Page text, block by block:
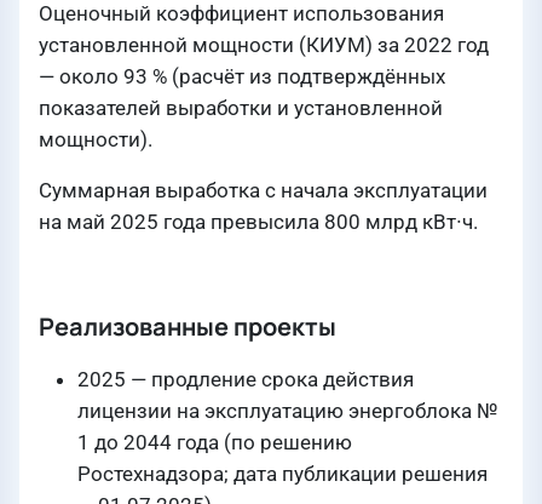
Оценочный коэффициент использования
установленной мощности (КИУМ) за 2022 год
— около 93 % (расчёт из подтверждённых
показателей выработки и установленной
мощности).
Суммарная выработка с начала эксплуатации
на май 2025 года превысила 800 млрд кВт∙ч.
Реализованные проекты
2025 — продление срока действия
лицензии на эксплуатацию энергоблока №
1 до 2044 года (по решению
Ростехнадзора; дата публикации решения